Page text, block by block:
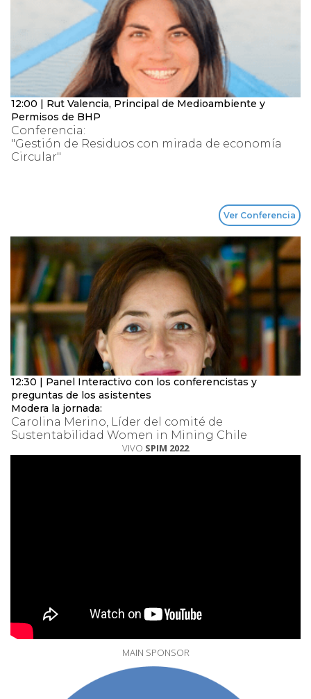
12:00 | Rut Valencia, Principal de Medioambiente y
Permisos de BHP
Conferencia:
"Gestión de Residuos con mirada de economía
Circular"
Ver Conferencia
12:30 | Panel Interactivo con los conferencistas y
preguntas de los asistentes
Modera la jornada:
Carolina Merino, Líder del comité de
Sustentabilidad Women in Mining Chile
VIVO SPIM 2022
MAIN SPONSOR